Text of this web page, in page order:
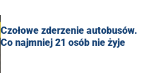
Czołowe zderzenie autobusów.
Co najmniej 21 osób nie żyje